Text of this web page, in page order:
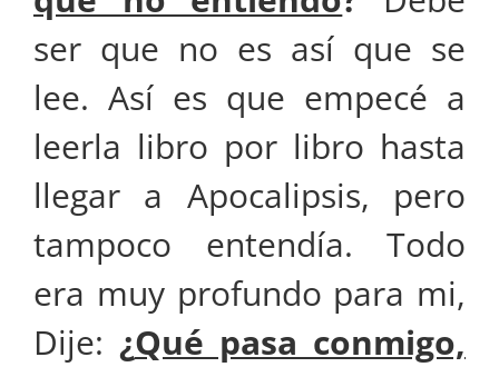
ser que no es así que se
lee. Así es que empecé a
leerla libro por libro hasta
llegar a Apocalipsis, pero
tampoco entendía. Todo
era muy profundo para mi,
Dije: ¿Qué pasa conmigo,